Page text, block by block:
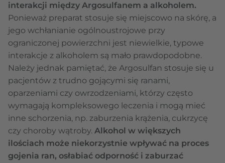
interakcji między Argosulfanem a alkoholem.
Ponieważ preparat stosuje się miejscowo na skórę, a
jego wchłanianie ogólnoustrojowe przy
ograniczonej powierzchni jest niewielkie, typowe
interakcje z alkoholem są mało prawdopodobne.
Należy jednak pamiętać, że Argosulfan stosuje się u
pacjentów z trudno gojącymi się ranami,
oparzeniami czy owrzodzeniami, którzy często
wymagają kompleksowego leczenia i mogą mieć
inne schorzenia, np. zaburzenia krążenia, cukrzycę
czy choroby wątroby. Alkohol w większych
ilościach może niekorzystnie wpływać na proces
gojenia ran, osłabiać odporność i zaburzać